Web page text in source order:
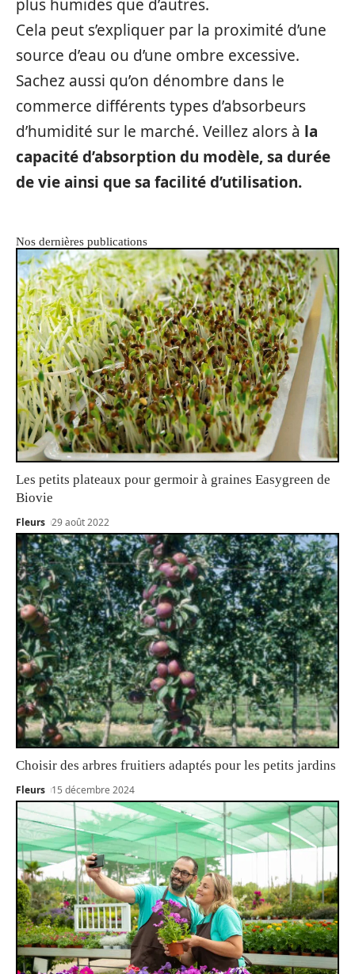
plus humides que d’autres.
Cela peut s’expliquer par la proximité d’une
source d’eau ou d’une ombre excessive.
Sachez aussi qu’on dénombre dans le
commerce différents types d’absorbeurs
d’humidité sur le marché. Veillez alors à la
capacité d’absorption du modèle, sa durée
de vie ainsi que sa facilité d’utilisation.
Nos dernières publications
Les petits plateaux pour germoir à graines Easygreen de
Biovie
Fleurs 29 août 2022
Choisir des arbres fruitiers adaptés pour les petits jardins
Fleurs 15 décembre 2024